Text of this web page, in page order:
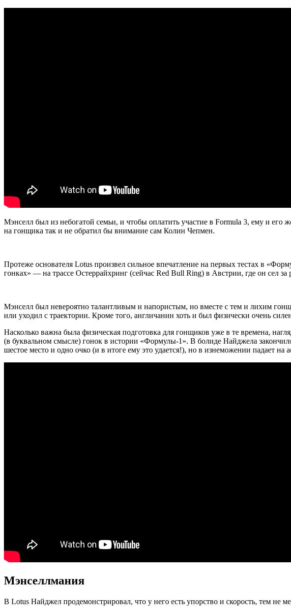
Мэнселл был из небогатой семьи, и чтобы оплатить участие в Formula 3, ему и его
на гонщика так и не обратил бы внимание сам Колин Чепмен.
Протеже основателя Lotus произвел сильное впечатление на первых тестах в
гонках» — на трассе Остеррайхринг (сейчас Red Bull Ring) в Австрии, где он сел
Мэнселл был невероятно талантливым и напористым, но вместе с тем и лихим
или уходил с траектории. Кроме того, англичанин хоть и был физически очень
Насколько важна была физическая подготовка для гонщиков уже в те времена,
(в буквальном смысле) гонок в истории «Формулы-1». В болиде Найджела
шестое место и одно очко (и в итоге ему это удается!), но в изнеможении падает
Мэнселлмания
В Lotus Найджел продемонстрировал, что у него есть упорство и скорость, тем не